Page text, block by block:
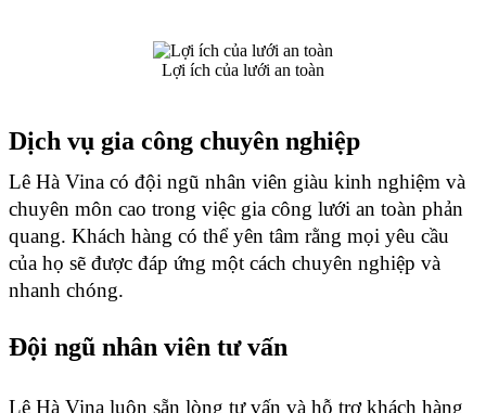
Lợi ích của lưới an toàn
Dịch vụ gia công chuyên nghiệp
Lê Hà Vina có đội ngũ nhân viên giàu kinh nghiệm và
chuyên môn cao trong việc gia công lưới an toàn phản
quang. Khách hàng có thể yên tâm rằng mọi yêu cầu
của họ sẽ được đáp ứng một cách chuyên nghiệp và
nhanh chóng.
Đội ngũ nhân viên tư vấn
Lê Hà Vina luôn sẵn lòng tư vấn và hỗ trợ khách hàng